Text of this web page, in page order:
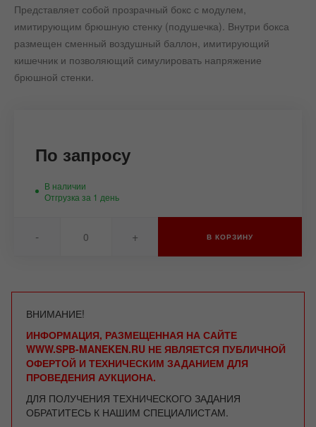
Представляет собой прозрачный бокс с модулем,
имитирующим брюшную стенку (подушечка). Внутри бокса
размещен сменный воздушный баллон, имитирующий
кишечник и позволяющий симулировать напряжение
брюшной стенки.
По запросу
В наличии
Отгрузка за 1 день
- + В КОРЗИНУ
ВНИМАНИЕ!
ИНФОРМАЦИЯ, РАЗМЕЩЕННАЯ НА САЙТЕ
WWW.SPB-MANEKEN.RU НЕ ЯВЛЯЕТСЯ ПУБЛИЧНОЙ
ОФЕРТОЙ И ТЕХНИЧЕСКИМ ЗАДАНИЕМ ДЛЯ
ПРОВЕДЕНИЯ АУКЦИОНА.
ДЛЯ ПОЛУЧЕНИЯ ТЕХНИЧЕСКОГО ЗАДАНИЯ
ОБРАТИТЕСЬ К НАШИМ СПЕЦИАЛИСТАМ.